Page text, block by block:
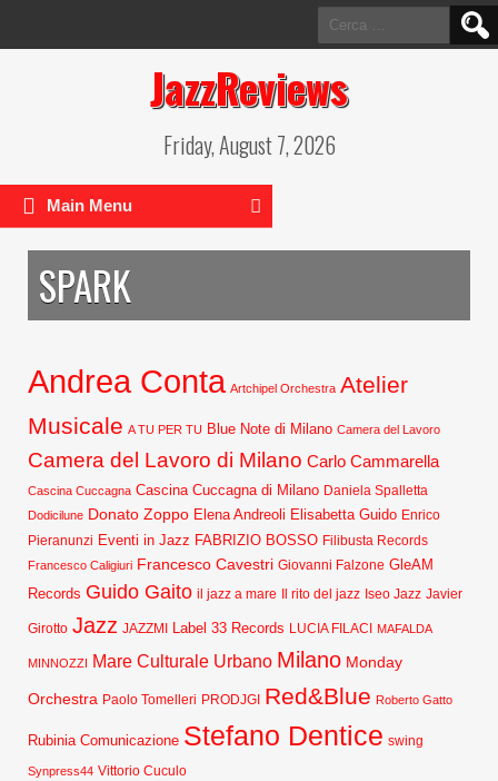
Ricerca
per:
JazzReviews
Friday, August 7, 2026
Main Menu
SPARK
Andrea Conta Artchipel Orchestra Atelier
Musicale A TU PER TU Blue Note di Milano Camera del Lavoro
Camera del Lavoro di Milano Carlo Cammarella
Cascina Cuccagna Cascina Cuccagna di Milano Daniela Spalletta
Dodicilune Donato Zoppo Elena Andreoli Elisabetta Guido Enrico
Pieranunzi Eventi in Jazz FABRIZIO BOSSO Filibusta Records
Francesco Caligiuri Francesco Cavestri Giovanni Falzone GleAM
Records Guido Gaito il jazz a mare Il rito del jazz Iseo Jazz Javier
Girotto Jazz JAZZMI Label 33 Records LUCIA FILACI MAFALDA
MINNOZZI Mare Culturale Urbano Milano Monday
Orchestra Paolo Tomelleri PRODJGI Red&Blue Roberto Gatto
Rubinia Comunicazione Stefano Dentice swing
Synpress44 Vittorio Cuculo